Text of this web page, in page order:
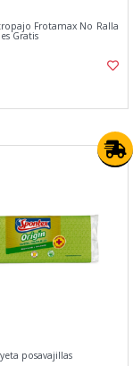
Frotamax No Ralla
Gratis
posavajillas